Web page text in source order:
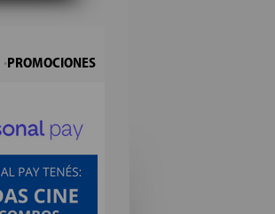
·PROMOCIONES